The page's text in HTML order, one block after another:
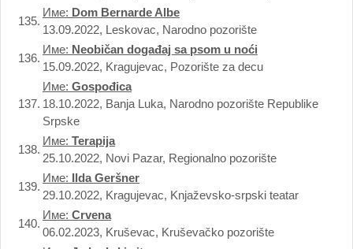
135.
Име: Dom Bernarde Albe
13.09.2022, Leskovac, Narodno pozorište
136.
Име: Neobičan događaj sa psom u noći
15.09.2022, Kragujevac, Pozorište za decu
137.
Име: Gospođica
18.10.2022, Banja Luka, Narodno pozorište Republike
Srpske
138.
Име: Terapija
25.10.2022, Novi Pazar, Regionalno pozorište
139.
Име: Ilda Geršner
29.10.2022, Kragujevac, Knjaževsko-srpski teatar
140.
Име: Crvena
06.02.2023, Kruševac, Kruševačko pozorište